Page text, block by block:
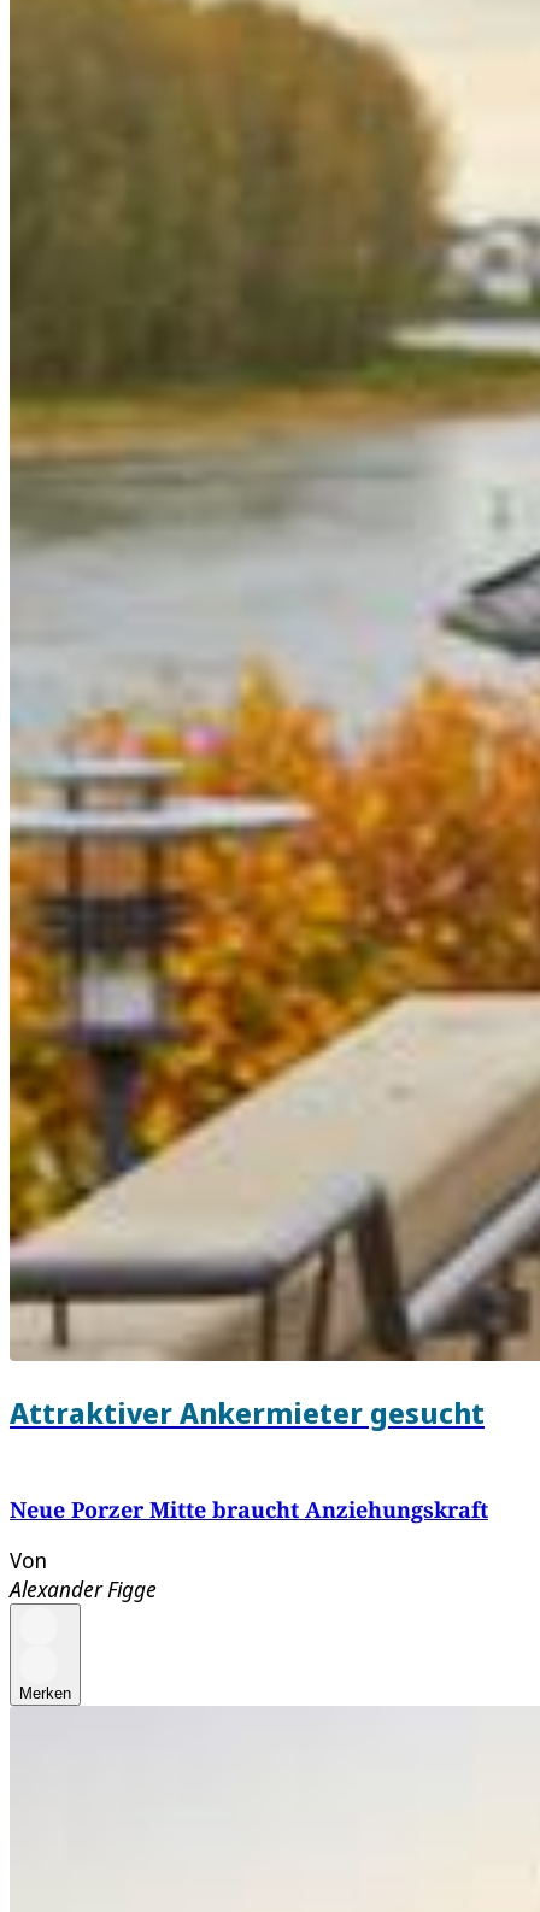
Attraktiver Ankermieter gesucht
Neue Porzer Mitte braucht Anziehungskraft
Von
Alexander Figge
Merken